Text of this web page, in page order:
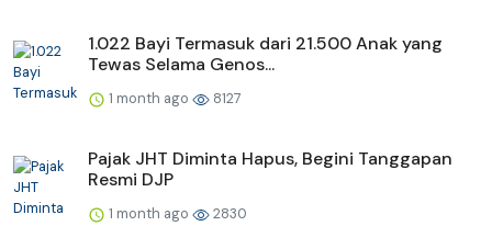
1.022 Bayi Termasuk dari 21.500 Anak yang
Tewas Selama Genos...
1 month ago 8127
Pajak JHT Diminta Hapus, Begini Tanggapan
Resmi DJP
1 month ago 2830